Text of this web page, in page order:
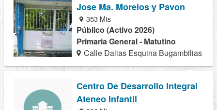
Jose Ma. Morelos y Pavon
353 Mts
Público (Activo 2026)
Primaria General - Matutino
Calle Dalias Esquina Bugambilias
Centro De Desarrollo Integral
Ateneo Infantil